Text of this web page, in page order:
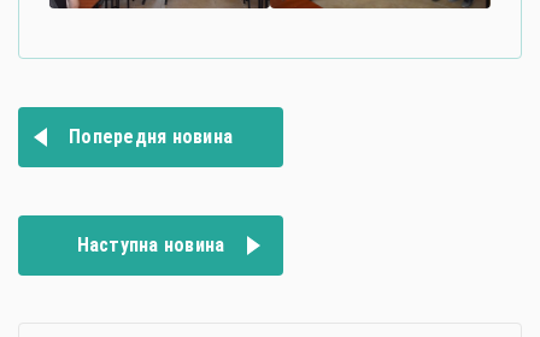
Навігація
записів
Попередня новина
Наступна новина